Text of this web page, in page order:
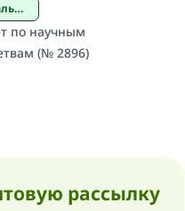
по научным
(№ 2896)
рассылку